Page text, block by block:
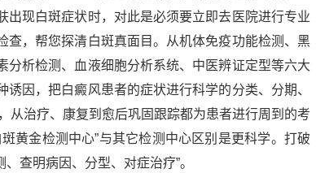
现白斑症状时，对此是必须要立即去医院进行专业
查，帮您探清白斑真面目。从机体免疫功能检测、黑
析检测、血液细胞分析系统、中医辨证定型等六大
因，把白癜风患者的症状进行科学的分类、分期、
从治疗、康复到愈后巩固跟踪都为患者进行周到的考
黄金检测中心”与其它检测中心区别是更科学。打破
查明病因、分型、对症治疗”。